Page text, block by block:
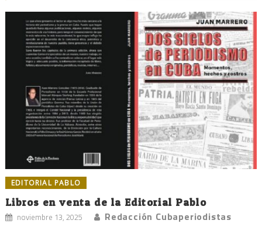
EDITORIAL PABLO
Libros en venta de la Editorial Pablo
noviembre 13, 2025 Redacción Cubaperiodistas